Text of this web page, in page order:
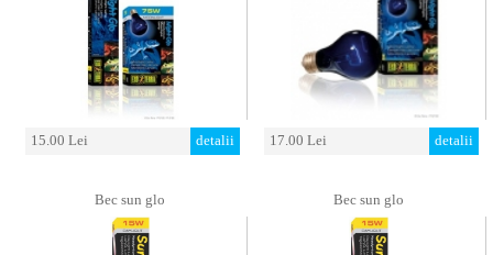
15.00 Lei detalii 17.00 Lei detalii
Bec sun glo Bec sun glo